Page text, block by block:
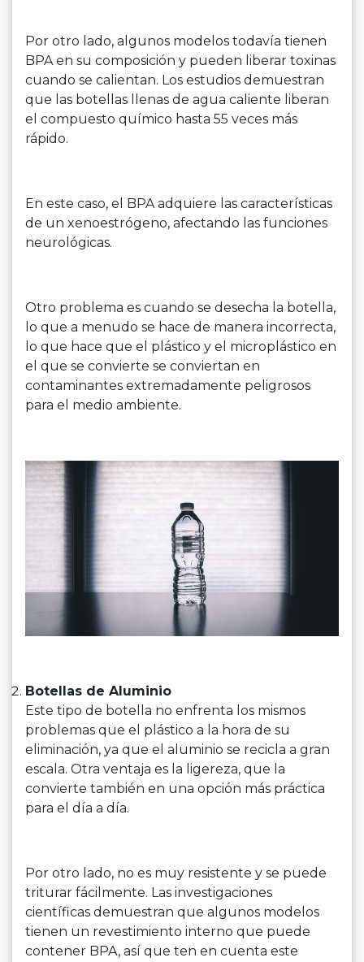
Por otro lado, algunos modelos todavía tienen
BPA en su composición y pueden liberar toxinas
cuando se calientan. Los estudios demuestran
que las botellas llenas de agua caliente liberan
el compuesto químico hasta 55 veces más
rápido.
En este caso, el BPA adquiere las características
de un xenoestrógeno, afectando las funciones
neurológicas.
Otro problema es cuando se desecha la botella,
lo que a menudo se hace de manera incorrecta,
lo que hace que el plástico y el microplástico en
el que se convierte se conviertan en
contaminantes extremadamente peligrosos
para el medio ambiente.
Botellas de Aluminio
Este tipo de botella no enfrenta los mismos
problemas que el plástico a la hora de su
eliminación, ya que el aluminio se recicla a gran
escala. Otra ventaja es la ligereza, que la
convierte también en una opción más práctica
para el día a día.
Por otro lado, no es muy resistente y se puede
triturar fácilmente. Las investigaciones
científicas demuestran que algunos modelos
tienen un revestimiento interno que puede
contener BPA, así que ten en cuenta este